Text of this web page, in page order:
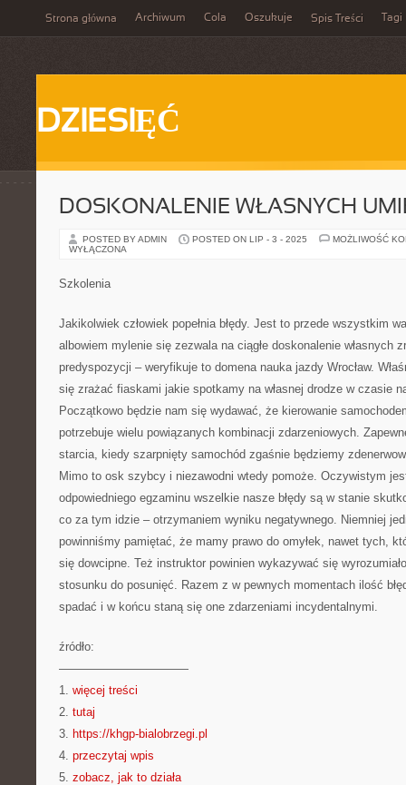
Strona główna Archiwum Cola Oszukuje Spis Treści Tagi
DZIESIĘĆ
DOSKONALENIE WŁASNYCH
POSTED BY ADMIN POSTED ON LIP - 3 - 2025
MOŻLIWOŚĆ
WYŁĄCZONA
Szkolenia
Jakikolwiek człowiek popełnia błędy. Jest to przede wszystkim
albowiem mylenie się zezwala na ciągłe doskonalenie własnych
predyspozycji – weryfikuje to domena nauka jazdy Wrocław.
się zrażać fiaskami jakie spotkamy na własnej drodze w czasie
Początkowo będzie nam się wydawać, że kierowanie
potrzebuje wielu powiązanych kombinacji zdarzeniowych.
starcia, kiedy szarpnięty samochód zgaśnie będziemy
Mimo to osk szybcy i niezawodni wtedy pomoże. Oczywistym
odpowiedniego egzaminu wszelkie nasze błędy są w stanie
co za tym idzie – otrzymaniem wyniku negatywnego. Niemniej
powinniśmy pamiętać, że mamy prawo do omyłek, nawet tych,
się dowcipne. Też instruktor powinien wykazywać się
stosunku do posunięć. Razem z w pewnych momentach ilość
spadać i w końcu staną się one zdarzeniami incydentalnymi.
źródło:
———————————
1. więcej treści
2. tutaj
3. https://khgp-bialobrzegi.pl
4. przeczytaj wpis
5. zobacz, jak to działa